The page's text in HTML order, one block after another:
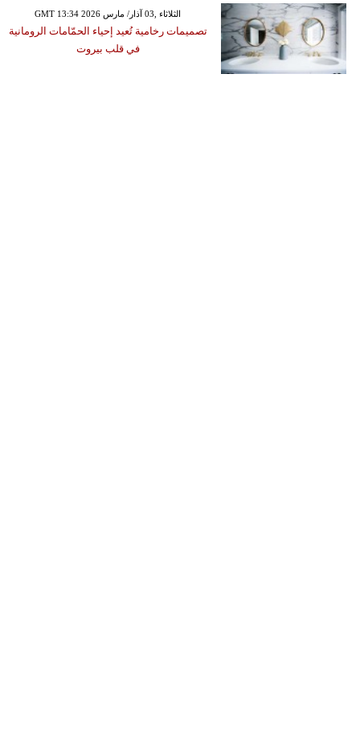
GMT 13:34 2026 الثلاثاء ,03 آذار/ مارس
تصميمات رخامية تُعيد إحياء الحمّامات الرومانية
في قلب بيروت